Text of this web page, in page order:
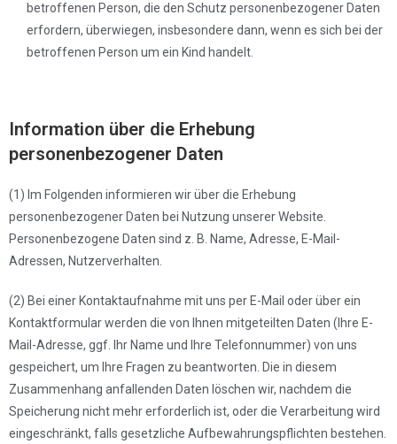
betroffenen Person, die den Schutz personenbezogener Daten
erfordern, überwiegen, insbesondere dann, wenn es sich bei der
betroffenen Person um ein Kind handelt.
Information über die Erhebung
personenbezogener Daten
(1) Im Folgenden informieren wir über die Erhebung
personenbezogener Daten bei Nutzung unserer Website.
Personenbezogene Daten sind z. B. Name, Adresse, E-Mail-
Adressen, Nutzerverhalten.
(2) Bei einer Kontaktaufnahme mit uns per E-Mail oder über ein
Kontaktformular werden die von Ihnen mitgeteilten Daten (Ihre E-
Mail-Adresse, ggf. Ihr Name und Ihre Telefonnummer) von uns
gespeichert, um Ihre Fragen zu beantworten. Die in diesem
Zusammenhang anfallenden Daten löschen wir, nachdem die
Speicherung nicht mehr erforderlich ist, oder die Verarbeitung wird
eingeschränkt, falls gesetzliche Aufbewahrungspflichten bestehen.